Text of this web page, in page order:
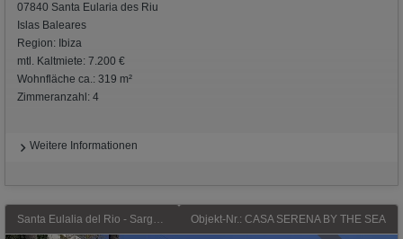
07840 Santa Eularia des Riu
Islas Baleares
Region: Ibiza
mtl. Kaltmiete: 7.200 €
Wohnfläche ca.: 319 m²
Zimmeranzahl: 4
Weitere Informationen
Santa Eulalia del Rio - Sargamassa: Saisonvermietung 2027. Mediterrane Eleganz in privilegierter Lage innerhalb einer Wohnanlage in erster Meereslinie in Santa Eulalia del Río, Ibiza. Objekt-Nr.: CASA SERENA BY THE SEA